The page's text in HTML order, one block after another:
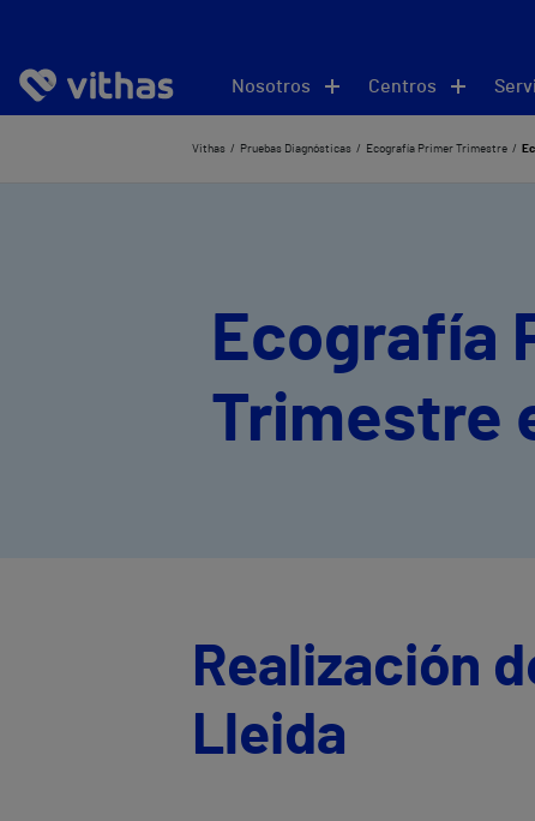
Nosotros Centros
Vithas Pruebas Diagnósticas Ecografía Primer Trimestre
Ecografía
Trimestre
Realización
Lleida